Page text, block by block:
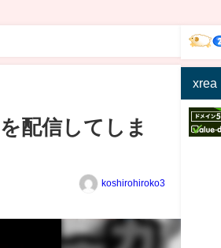
配信してしま
koshirohiroko3
xrea